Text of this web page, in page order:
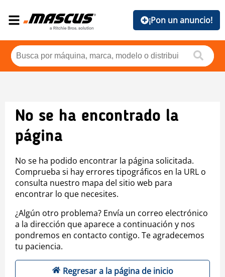
¡Pon un anuncio!
No se ha encontrado la
página
No se ha podido encontrar la página solicitada.
Comprueba si hay errores tipográficos en la URL o
consulta nuestro mapa del sitio web para
encontrar lo que necesites.
¿Algún otro problema? Envía un correo electrónico
a la dirección que aparece a continuación y nos
pondremos en contacto contigo. Te agradecemos
tu paciencia.
Regresar a la página de inicio